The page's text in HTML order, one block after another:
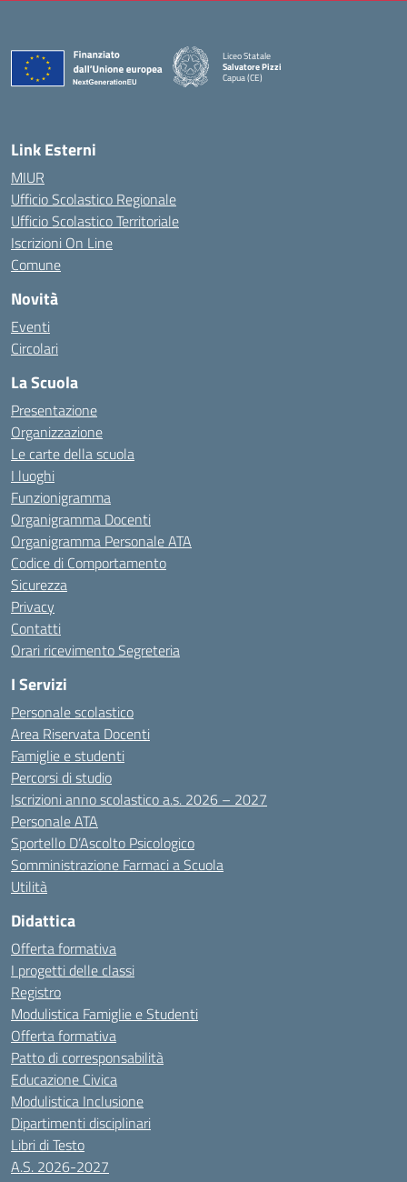
Liceo Statale
Salvatore Pizzi
Capua (CE)
— Visita la pagina iniziale della scuola
Link Esterni
MIUR
Ufficio Scolastico Regionale
Ufficio Scolastico Territoriale
Iscrizioni On Line
Comune
Novità
Eventi
Circolari
La Scuola
Presentazione
Organizzazione
Le carte della scuola
I luoghi
Funzionigramma
Organigramma Docenti
Organigramma Personale ATA
Codice di Comportamento
Sicurezza
Privacy
Contatti
Orari ricevimento Segreteria
I Servizi
Personale scolastico
Area Riservata Docenti
Famiglie e studenti
Percorsi di studio
Iscrizioni anno scolastico a.s. 2026 – 2027
Personale ATA
Sportello D’Ascolto Psicologico
Somministrazione Farmaci a Scuola
Utilità
Didattica
Offerta formativa
I progetti delle classi
Registro
Modulistica Famiglie e Studenti
Offerta formativa
Patto di corresponsabilità
Educazione Civica
Modulistica Inclusione
Dipartimenti disciplinari
Libri di Testo
A.S. 2026-2027